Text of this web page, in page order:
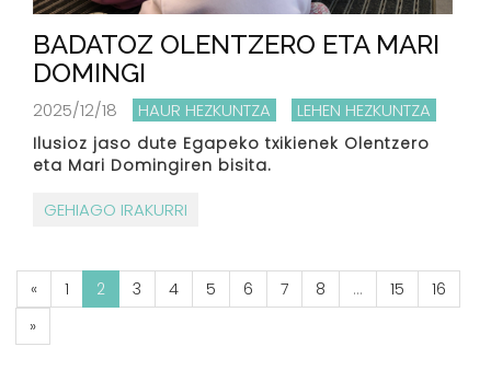
BADATOZ OLENTZERO ETA MARI
DOMINGI
2025/12/18 HAUR HEZKUNTZA LEHEN HEZKUNTZA
Ilusioz jaso dute Egapeko txikienek Olentzero
eta Mari Domingiren bisita.
GEHIAGO IRAKURRI
« 1 2 3 4 5 6 7 8 ... 15
16
»